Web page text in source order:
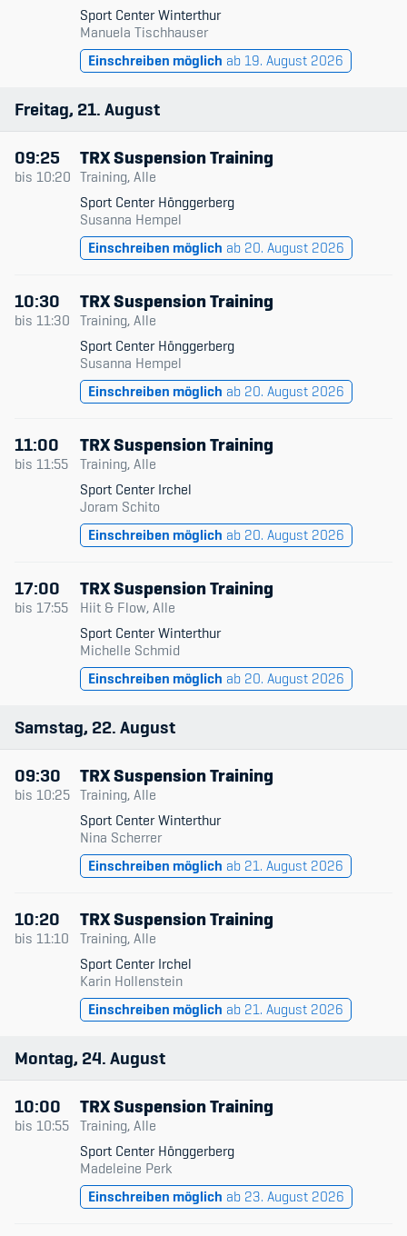
Sport Center Winterthur
Manuela Tischhauser
Einschreiben möglich ab 19. August 2026
Freitag 21 August
09:25
bis 10:20
TRX Suspension Training
Training, Alle
Sport Center Hönggerberg
Susanna Hempel
Einschreiben möglich ab 20. August 2026
10:30
bis 11:30
TRX Suspension Training
Training, Alle
Sport Center Hönggerberg
Susanna Hempel
Einschreiben möglich ab 20. August 2026
11:00
bis 11:55
TRX Suspension Training
Training, Alle
Sport Center Irchel
Joram Schito
Einschreiben möglich ab 20. August 2026
17:00
bis 17:55
TRX Suspension Training
Hiit & Flow, Alle
Sport Center Winterthur
Michelle Schmid
Einschreiben möglich ab 20. August 2026
Samstag 22 August
09:30
bis 10:25
TRX Suspension Training
Training, Alle
Sport Center Winterthur
Nina Scherrer
Einschreiben möglich ab 21. August 2026
10:20
bis 11:10
TRX Suspension Training
Training, Alle
Sport Center Irchel
Karin Hollenstein
Einschreiben möglich ab 21. August 2026
Montag 24 August
10:00
bis 10:55
TRX Suspension Training
Training, Alle
Sport Center Hönggerberg
Madeleine Perk
Einschreiben möglich ab 23. August 2026